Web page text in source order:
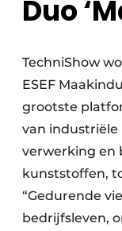
Duo
TechniShow
ESEF
grootste
van
verwerking en
kunststoffen,
“Gedurende
bedrijfsleven,